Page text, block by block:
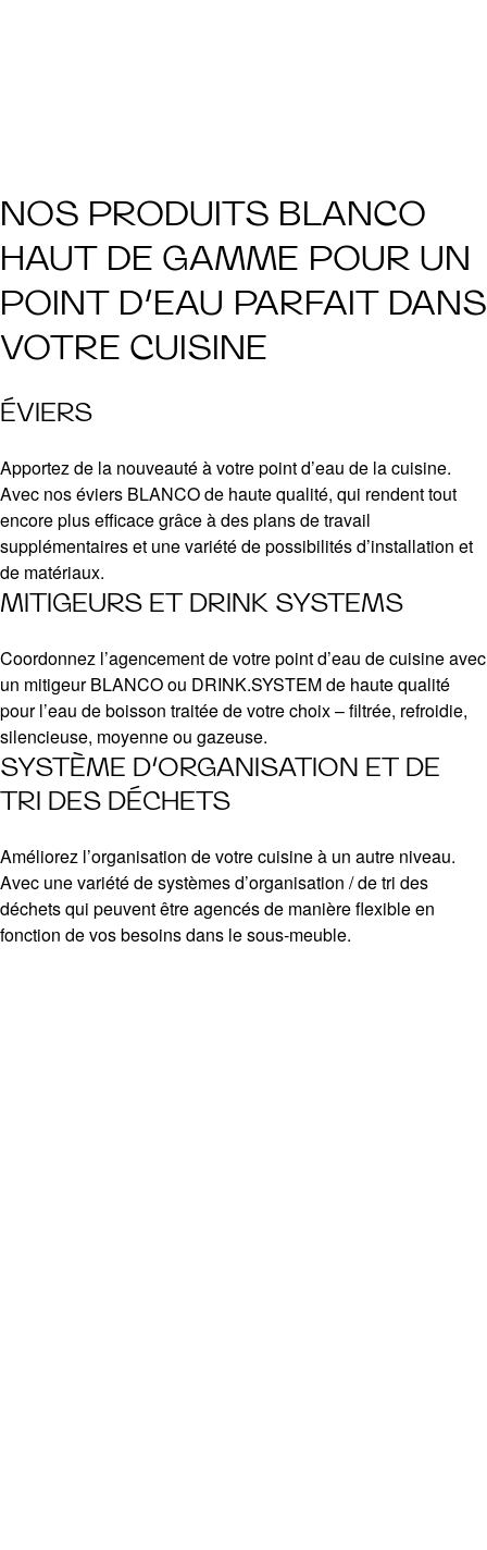
NOS PRODUITS BLANCO
HAUT DE GAMME POUR UN
POINT D’EAU PARFAIT DANS
VOTRE CUISINE
ÉVIERS
Apportez de la nouveauté à votre point d’eau de la cuisine.
Avec nos éviers BLANCO de haute qualité, qui rendent tout
encore plus efficace grâce à des plans de travail
supplémentaires et une variété de possibilités d’installation et
de matériaux.
MITIGEURS ET DRINK SYSTEMS
Coordonnez l’agencement de votre point d’eau de cuisine avec
un mitigeur BLANCO ou DRINK.SYSTEM de haute qualité
pour l’eau de boisson traitée de votre choix – filtrée, refroidie,
silencieuse, moyenne ou gazeuse.
SYSTÈME D’ORGANISATION ET DE
TRI DES DÉCHETS
Améliorez l’organisation de votre cuisine à un autre niveau.
Avec une variété de systèmes d’organisation / de tri des
déchets qui peuvent être agencés de manière flexible en
fonction de vos besoins dans le sous-meuble.